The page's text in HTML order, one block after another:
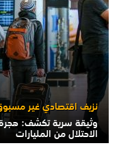
نزيف اقتصادي غير
وثيقة سرية تكشف: هجرة
الاحتلال من المليارات